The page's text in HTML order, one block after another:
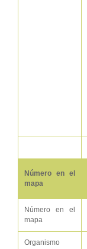
Número en el
mapa
Número en el
mapa
Organismo